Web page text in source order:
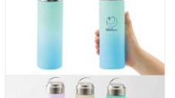
に馴染むサイズ感のオリジナルデザイン
タオルが製作できます。インパクトのあ
る大きめな名入れデザインがおすすめで